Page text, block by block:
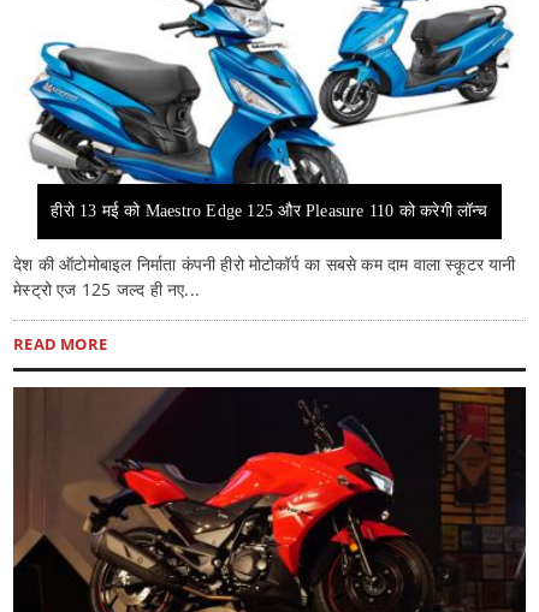
हीरो 13 मई को Maestro Edge 125 और Pleasure 110 को करेगी लॉन्च
देश की ऑटोमोबाइल निर्माता कंपनी हीरो मोटोकॉर्प का सबसे कम दाम वाला स्कूटर यानी
मेस्ट्रो एज 125 जल्द ही नए...
READ MORE